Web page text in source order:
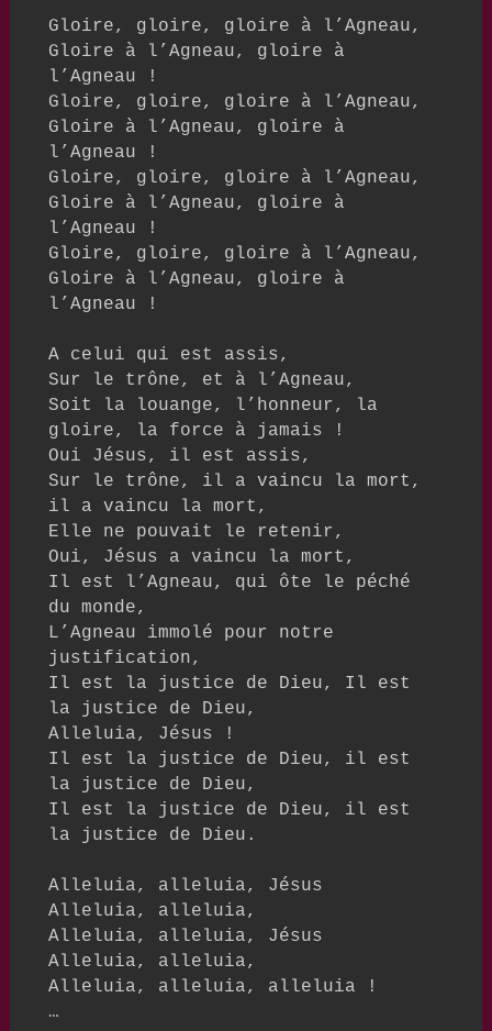
Gloire, gloire, gloire à l’Agneau,
Gloire à l’Agneau, gloire à
l’Agneau !
Gloire, gloire, gloire à l’Agneau,
Gloire à l’Agneau, gloire à
l’Agneau !
Gloire, gloire, gloire à l’Agneau,
Gloire à l’Agneau, gloire à
l’Agneau !
Gloire, gloire, gloire à l’Agneau,
Gloire à l’Agneau, gloire à
l’Agneau !
A celui qui est assis,
Sur le trône, et à l’Agneau,
Soit la louange, l’honneur, la
gloire, la force à jamais !
Oui Jésus, il est assis,
Sur le trône, il a vaincu la mort,
il a vaincu la mort,
Elle ne pouvait le retenir,
Oui, Jésus a vaincu la mort,
Il est l’Agneau, qui ôte le péché
du monde,
L’Agneau immolé pour notre
justification,
Il est la justice de Dieu, Il est
la justice de Dieu,
Alleluia, Jésus !
Il est la justice de Dieu, il est
la justice de Dieu,
Il est la justice de Dieu, il est
la justice de Dieu.
Alleluia, alleluia, Jésus
Alleluia, alleluia,
Alleluia, alleluia, Jésus
Alleluia, alleluia,
Alleluia, alleluia, alleluia !
…